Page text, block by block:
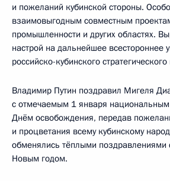
и пожеланий кубинской стороны.
взаимовыгодным совместным
промышленности и других областях.
настрой на дальнейшее всестороннее
российско-кубинского
Владимир Путин поздравил Мигеля
с отмечаемым 1 января
Днём освобождения, передав
и процветания всему кубинскому
обменялись тёплыми поздравлениями
Новым годом.